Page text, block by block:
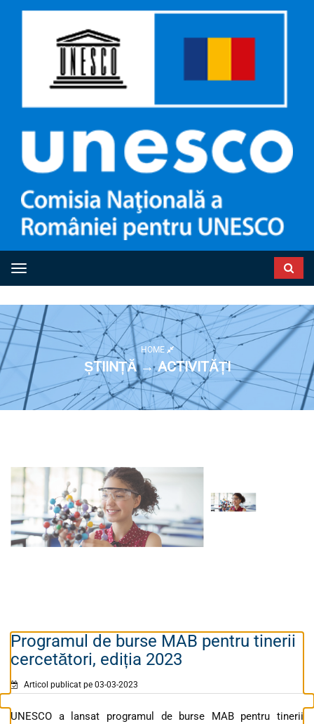
Toggle navigation
HOME
ȘTIINȚĂ → ACTIVITĂȚI
Programul de burse MAB pentru tinerii
cercetători, ediția 2023
Articol publicat pe 03-03-2023
UNESCO a lansat programul de burse MAB pentru tinerii